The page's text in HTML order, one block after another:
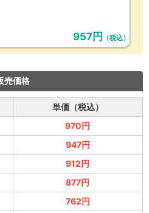
957円 （税込）
売価格
単価（税込）
970円
947円
912円
877円
762円